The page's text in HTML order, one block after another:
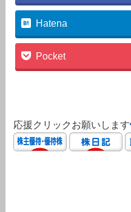
Hatena
Pocket
応援クリックお願いします